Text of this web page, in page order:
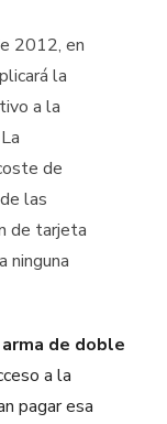
2012, en
la
a la
de
las
de tarjeta
ninguna
de doble
a la
pagar esa